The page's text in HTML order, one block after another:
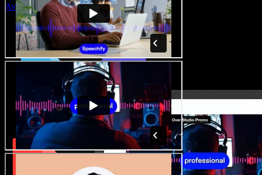
Ava Studio